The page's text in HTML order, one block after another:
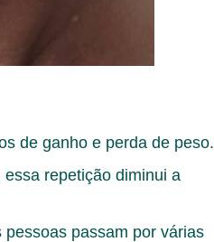
de ganho e perda de peso.
repetição diminui a
pessoas passam por várias